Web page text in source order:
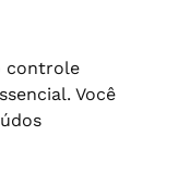
controle
Você